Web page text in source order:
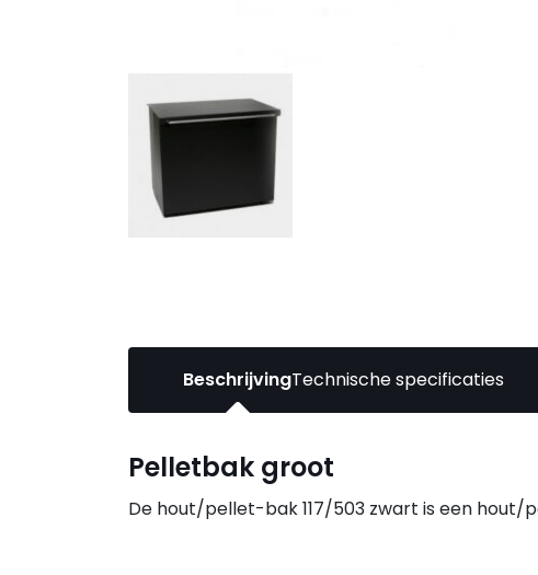
BeschrijvingTechnische specificaties
Pelletbak groot
De hout/pellet-bak 117/503 zwart is een hout/